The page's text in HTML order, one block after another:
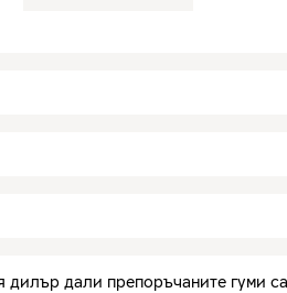
дали препоръчаните гуми